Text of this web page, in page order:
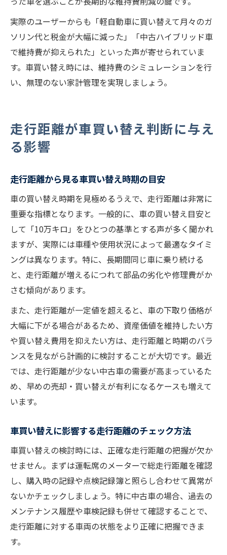
実際のユーザーからも「軽自動車に買い替えて月々のガ
ソリン代と税金が大幅に減った」「中古ハイブリッド車
で維持費が抑えられた」といった声が寄せられていま
す。車買い替え時には、維持費のシミュレーションを行
い、無理のない家計管理を実現しましょう。
走行距離が車買い替え判断に与え
る影響
走行距離から見る車買い替え時期の目安
車の買い替え時期を見極めるうえで、走行距離は非常に
重要な指標となります。一般的に、車の買い替え目安と
して「10万キロ」をひとつの基準とする声が多く聞かれ
ますが、実際には車種や使用状況によって最適なタイミ
ングは異なります。特に、長期間同じ車に乗り続ける
と、走行距離が増えるにつれて部品の劣化や修理費がか
さむ傾向があります。
また、走行距離が一定値を超えると、車の下取り価格が
大幅に下がる場合があるため、資産価値を維持したい方
や買い替え費用を抑えたい方は、走行距離と時期のバラ
ンスを見ながら計画的に検討することが大切です。最近
では、走行距離が少ない中古車の需要が高まっているた
め、早めの売却・買い替えが有利になるケースも増えて
います。
車買い替えに影響する走行距離のチェック方法
車買い替えの検討時には、正確な走行距離の把握が欠か
せません。まずは運転席のメーターで総走行距離を確認
し、購入時の記録や点検記録簿と照らし合わせて異常が
ないかチェックしましょう。特に中古車の場合、過去の
メンテナンス履歴や車検記録も併せて確認することで、
走行距離に対する車両の状態をより正確に把握できま
す。